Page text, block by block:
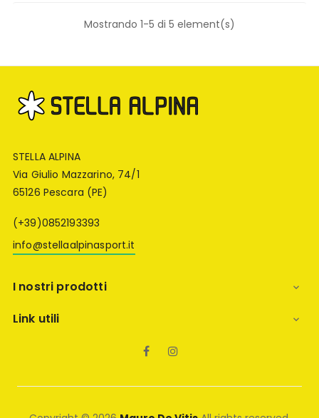
Mostrando 1-5 di 5 element(s)
STELLA ALPINA
Via Giulio Mazzarino, 74/1
65126 Pescara (PE)
(+39)0852193393
info@stellaalpinasport.it
I nostri prodotti 
Link utili 
Facebook